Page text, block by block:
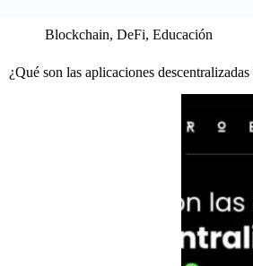
Blockchain, DeFi, Educación
¿Qué son las aplicaciones